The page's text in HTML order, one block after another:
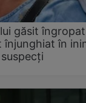
găsit
în